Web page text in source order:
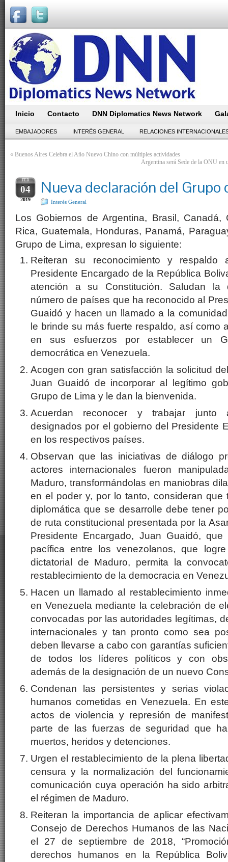
Inicio Contacto DNN Diplomatics News Network
EMBAJADORES INTERÉS GENERAL RELACIONES
« Buenos Aires Celebra el Año Nuevo Chino con múltiples actividades
Argentina será Sede de la ONU en
FEB
04
2019
Nueva declaración del Grupo
Interés General
Los Gobiernos de Argentina, Brasil, Canadá,
Rica, Guatemala, Honduras, Panamá,
Grupo de Lima, expresan lo siguiente:
Reiteran su reconocimiento y respaldo
Presidente Encargado de la República
atención a su Constitución. Saludan la
número de países que ha reconocido al
Guaidó y hacen un llamado a la
le brinde su más fuerte respaldo, así como
en sus esfuerzos por establecer un
democrática en Venezuela.
Acogen con gran satisfacción la solicitud
Juan Guaidó de incorporar al legítimo
Grupo de Lima y le dan la bienvenida.
Acuerdan reconocer y trabajar junto
designados por el gobierno del Presidente
en los respectivos países.
Observan que las iniciativas de diálogo
actores internacionales fueron
Maduro, transformándolas en maniobras
en el poder y, por lo tanto, consideran que
diplomática que se desarrolle debe tener
de ruta constitucional presentada por la
Presidente Encargado, Juan Guaidó,
pacífica entre los venezolanos, que
dictatorial de Maduro, permita la
restablecimiento de la democracia en
Hacen un llamado al restablecimiento
en Venezuela mediante la celebración de
convocadas por las autoridades legítimas,
internacionales y tan pronto como sea
deben llevarse a cabo con garantías
de todos los líderes políticos y con
además de la designación de un nuevo
Condenan las persistentes y serias
humanos cometidas en Venezuela. En
actos de violencia y represión de
parte de las fuerzas de seguridad que
muertos, heridos y detenciones.
Urgen el restablecimiento de la plena
censura y la normalización del
comunicación cuya operación ha sido
el régimen de Maduro.
Reiteran la importancia de aplicar
Consejo de Derechos Humanos de las
el 27 de septiembre de 2018,
derechos humanos en la República